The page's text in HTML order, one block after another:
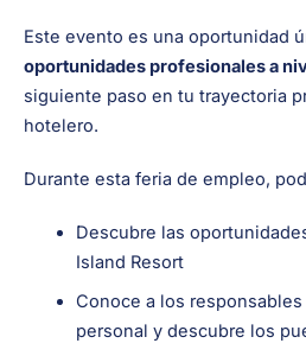
Este evento es una oportunidad
oportunidades profesionales a
siguiente paso en tu trayectoria
hotelero.
Durante esta feria de empleo,
Descubre las
Island Resort
Conoce a los
personal y descubre los